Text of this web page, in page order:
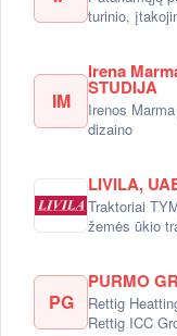
turinio,
IM
Irena
STUDIJA
Irenos
dizaino
LIVILA,
Traktoriai
žemės ūkio
PG
PURMO
Rettig
Rettig ICC